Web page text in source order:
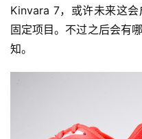
Kinvara 7，或许未来这
固定项目。不过之后会有
知。